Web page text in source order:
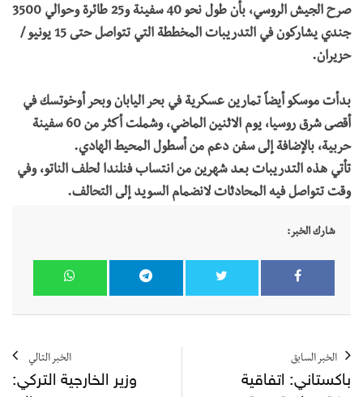
صرح الجيش الروسي، بأن طول نحو 40 سفينة و25 طائرة وحوالي 3500
جندي يشاركون في التدريبات المخططة التي تتواصل حتى 15 يونيو /
حزيران.
بدأت موسكو أيضاً تمارين عسكرية في بحر اليابان وبحر أوخوتسك في
أقصى شرق روسيا، يوم الاثنين الماضي، وشملت أكثر من 60 سفينة
حربية، بالإضافة إلى سفن دعم من أسطول المحيط الهادي.
تأتي هذه التدريبات بعد شهرين من انتساب فنلندا لحلف الناتو، وفي
وقت تتواصل فيه المحادثات لانضمام السويد إلى التحالف.
شارك الخبر:
الخبر السابق
باكستاني: اتفاقية
الخبر التالي
وزير الخارجية التركي: